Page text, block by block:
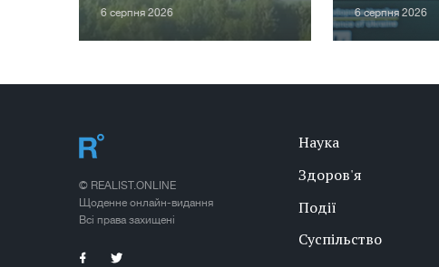
6 серпня 2026 6 серпня 2026
© REALIST.ONLINE
Щоденне онлайн-видання
Всі права захищені
Наука
Здоров'я
Події
Суспільство